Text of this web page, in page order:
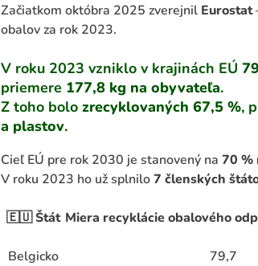
Začiatkom októbra 2025 zverejnil Eurostat
obalov za rok 2023.
V roku 2023 vzniklo v krajinách EÚ
priemere 177,8 kg na obyvateľa.
Z toho bolo zrecyklovaných 67,5 %,
a plastov.
Cieľ EÚ pre rok 2030 je stanovený na 70 %
V roku 2023 ho už splnilo7 členských
🇪🇺Štát Miera recyklácie obalového
Belgicko 79,7